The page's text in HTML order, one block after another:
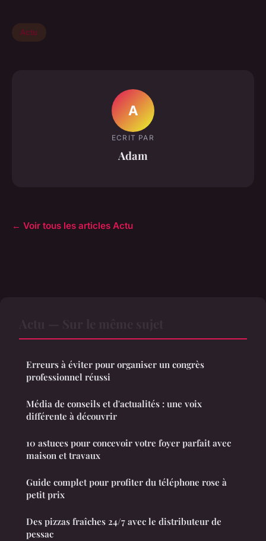
Actu
A
ECRIT PAR
Adam
← Voir tous les articles Actu
Erreurs à éviter pour organiser un congrès
professionnel réussi
Média de conseils et d'actualités : une voix
différente à découvrir
10 astuces pour concevoir votre foyer parfait avec
maison et travaux
Guide complet pour profiter du téléphone rose à
petit prix
Des pizzas fraîches 24/7 avec le distributeur de
pessac